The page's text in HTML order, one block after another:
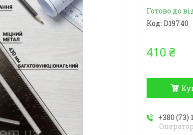
Готово до
Код: D19740
410 ₴
+380 (73)